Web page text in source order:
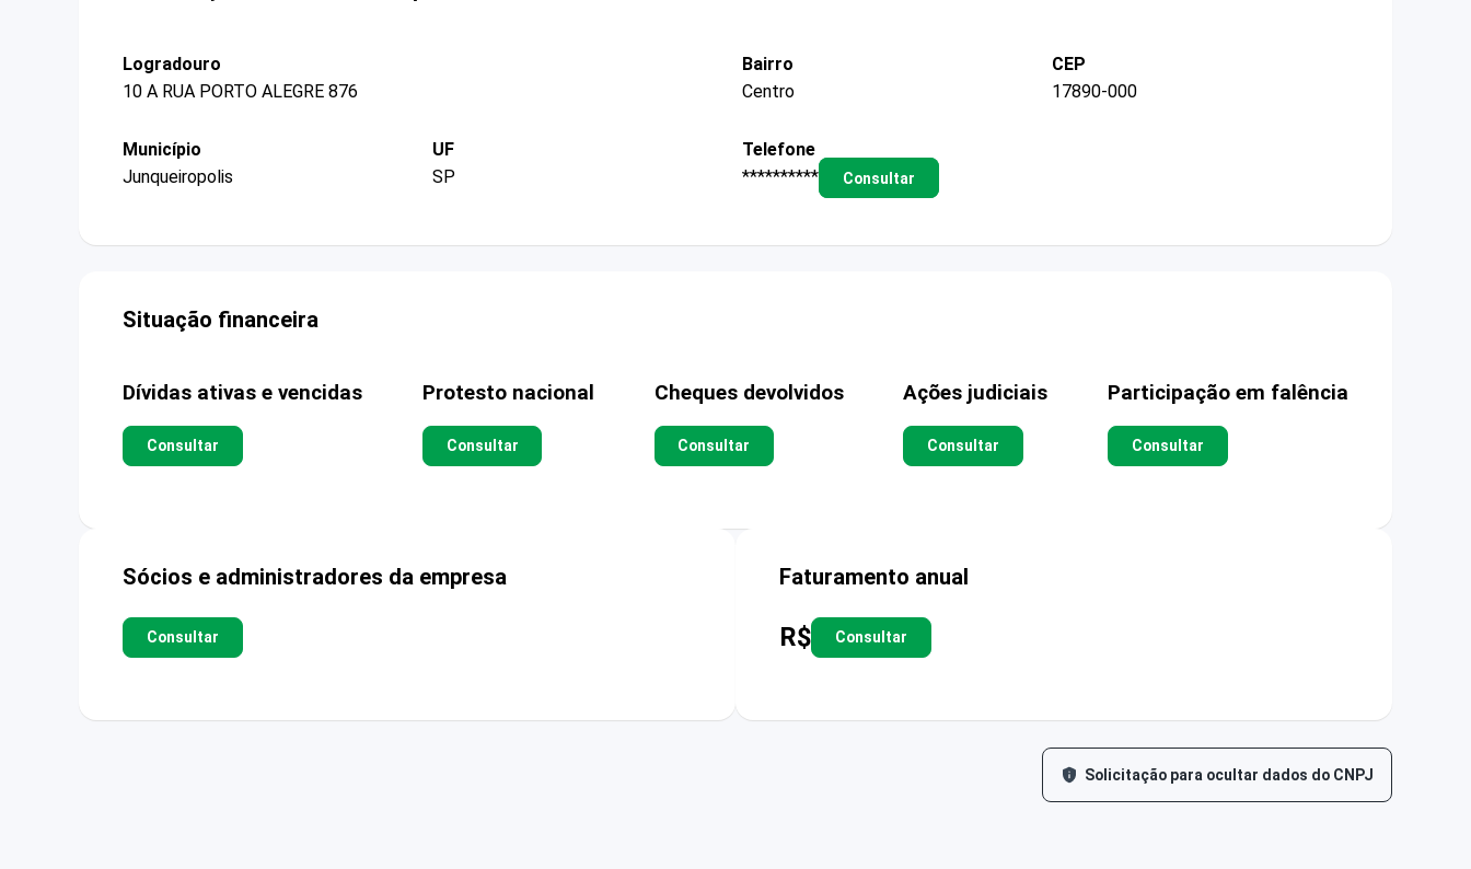
Logradouro
10 A RUA PORTO ALEGRE 876
Bairro
Centro
CEP
17890-000
Município
Junqueiropolis
UF
SP
Telefone
**********
Consultar
Situação financeira
Dívidas ativas e vencidas
Consultar
Protesto nacional
Consultar
Cheques devolvidos
Consultar
Ações judiciais
Consultar
Participação em falência
Consultar
Sócios e administradores da empresa
Consultar
Faturamento anual
R$ Consultar
Solicitação para ocultar dados do CNPJ